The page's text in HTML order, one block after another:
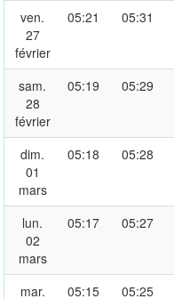
ven.
27
février
05:21 05:31
sam.
28
février
05:19 05:29
dim.
01
mars
05:18 05:28
lun.
02
mars
05:17 05:27
mar.
05:15 05:25